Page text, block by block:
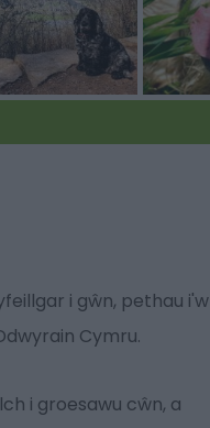
i gŵn, pethau i'w
Cymru.
i groesawu cŵn, a